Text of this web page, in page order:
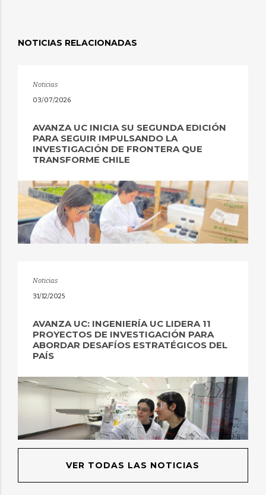
NOTICIAS RELACIONADAS
Noticias
03/07/2026
AVANZA UC INICIA SU SEGUNDA EDICIÓN
PARA SEGUIR IMPULSANDO LA
INVESTIGACIÓN DE FRONTERA QUE
TRANSFORME CHILE
Noticias
31/12/2025
AVANZA UC: INGENIERÍA UC LIDERA 11
PROYECTOS DE INVESTIGACIÓN PARA
ABORDAR DESAFÍOS ESTRATÉGICOS DEL
PAÍS
VER TODAS LAS NOTICIAS